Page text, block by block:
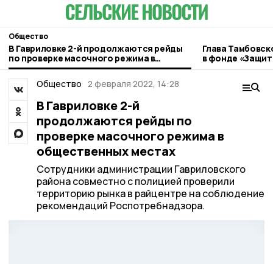
Общество
В Гавриловке 2-й продолжаются рейды
по проверке масочного режима в
общественных местах
Глава
в фонде
Общество 2 февраля 2022, 14:28
В Гавриловке 2-й
продолжаются рейды по
проверке масочного режима в
общественных местах
Сотрудники администрации Гавриловского
района совместно с полицией проверили
территорию рынка в райцентре на соблюдение
рекомендаций Роспотребнадзора.